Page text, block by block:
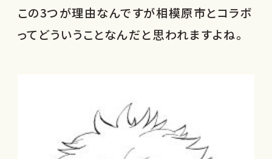
この3つが理由なんですが相模原市とコラボ
ってどういうことなんだと思われますよね。